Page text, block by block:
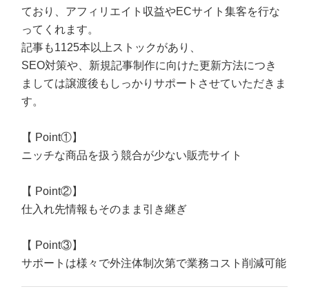
ており、アフィリエイト収益やECサイト集客を行な
ってくれます。
記事も1125本以上ストックがあり、
SEO対策や、新規記事制作に向けた更新方法につき
ましては譲渡後もしっかりサポートさせていただきま
す。
【 Point①】
ニッチな商品を扱う競合が少ない販売サイト
【 Point②】
仕入れ先情報もそのまま引き継ぎ
【 Point③】
サポートは様々で外注体制次第で業務コスト削減可能